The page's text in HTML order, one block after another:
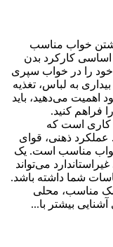
خواب مناسب
اساسی کارکرد بدن
را در خواب سپری
به لباس، تغذیه
اهمیت می‌دهید، باید
فراهم کنید.
کاری است که
عملکرد ذهنی، قوای
مناسب است. یک
می‌تواند
شما داشته باشد.
مناسب، محلی
بیشتر با...